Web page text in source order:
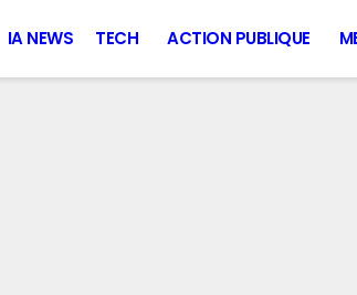
IA NEWS TECH ACTION PUBLIQUE